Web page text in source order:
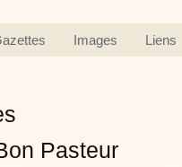
Images Liens
Pasteur